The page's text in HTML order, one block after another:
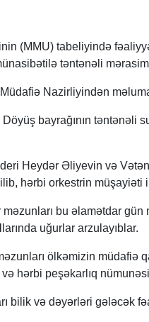
(MMU) tabeliyində
təntənəli
Nazirliyindən
bayrağının təntənəli
Heydər Əliyevin və
hərbi orkestrin müşayiəti
məzunları bu əlamətdar
uğurlar arzulayıblar.
ölkəmizin müdafiə
hərbi peşəkarlıq
bilik və dəyərləri gələcək